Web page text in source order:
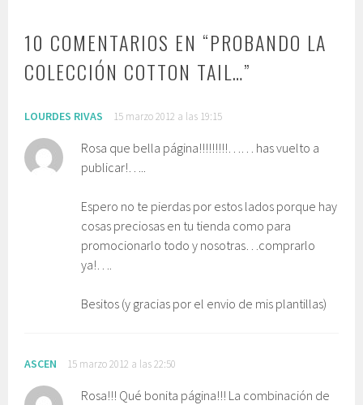
10 COMENTARIOS EN “PROBANDO LA
COLECCIÓN COTTON TAIL…”
LOURDES RIVAS 15 marzo 2012 a las 19:15
Rosa que bella página!!!!!!!!!…… has vuelto a
publicar!…..
Espero no te pierdas por estos lados porque hay
cosas preciosas en tu tienda como para
promocionarlo todo y nosotras…comprarlo
ya!….
Besitos (y gracias por el envio de mis plantillas)
ASCEN 15 marzo 2012 a las 22:50
Rosa!!! Qué bonita página!!! La combinación de